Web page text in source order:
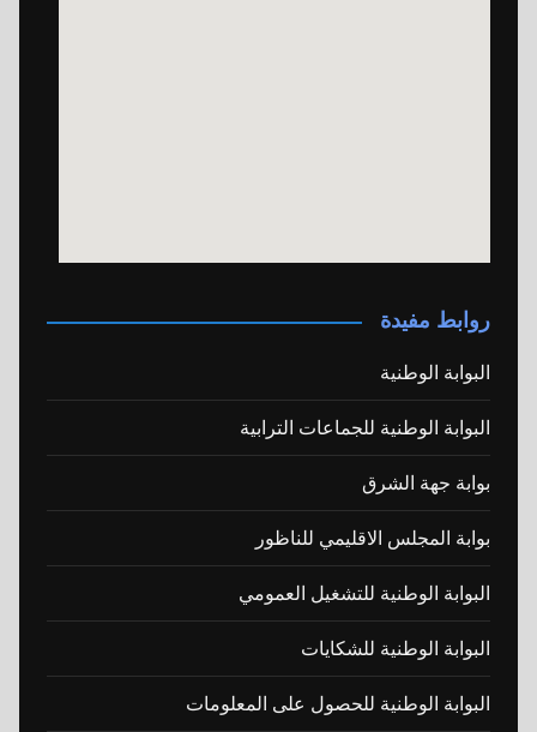
روابط مفيدة
البوابة الوطنية
البوابة الوطنية للجماعات الترابية
بوابة جهة الشرق
بوابة المجلس الاقليمي للناظور
البوابة الوطنية للتشغيل العمومي
البوابة الوطنية للشكايات
البوابة الوطنية للحصول على المعلومات